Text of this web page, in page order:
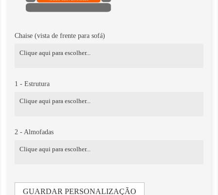
Chaise (vista de frente para sofá)
1 - Estrutura
2 - Almofadas
GUARDAR PERSONALIZAÇÃO